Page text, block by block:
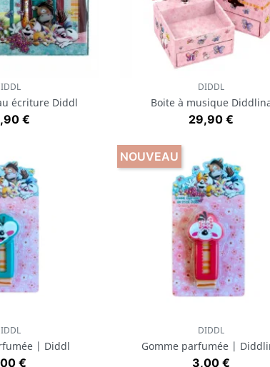
rapide
écriture Diddl
€
Aperçu rapide
DIDDL
Boite à musique
Prix
29,90 €
rapide
| Diddl
€
Aperçu rapide
DIDDL
Gomme parfumée |
Prix
3,00 €
NOUVEAU